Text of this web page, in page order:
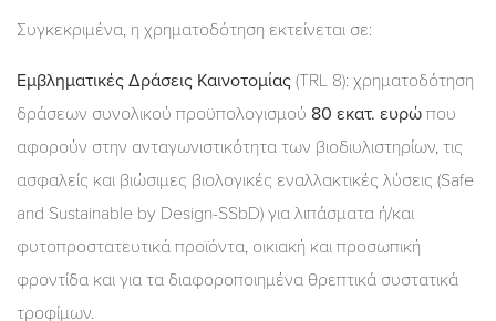
Συγκεκριμένα, η χρηματοδότηση εκτείνεται σε:
Εμβληματικές Δράσεις Καινοτομίας (TRL 8): χρηματοδότηση
δράσεων συνολικού προϋπολογισμού 80 εκατ. ευρώ που
αφορούν στην ανταγωνιστικότητα των βιοδιυλιστηρίων, τις
ασφαλείς και βιώσιμες βιολογικές εναλλακτικές λύσεις (Safe
and Sustainable by Design-SSbD) για λιπάσματα ή/και
φυτοπροστατευτικά προϊόντα, οικιακή και προσωπική
φροντίδα και για τα διαφοροποιημένα θρεπτικά συστατικά
τροφίμων.